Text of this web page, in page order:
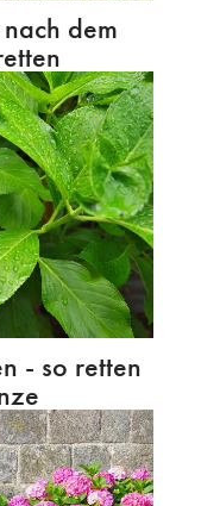
dem
- so retten